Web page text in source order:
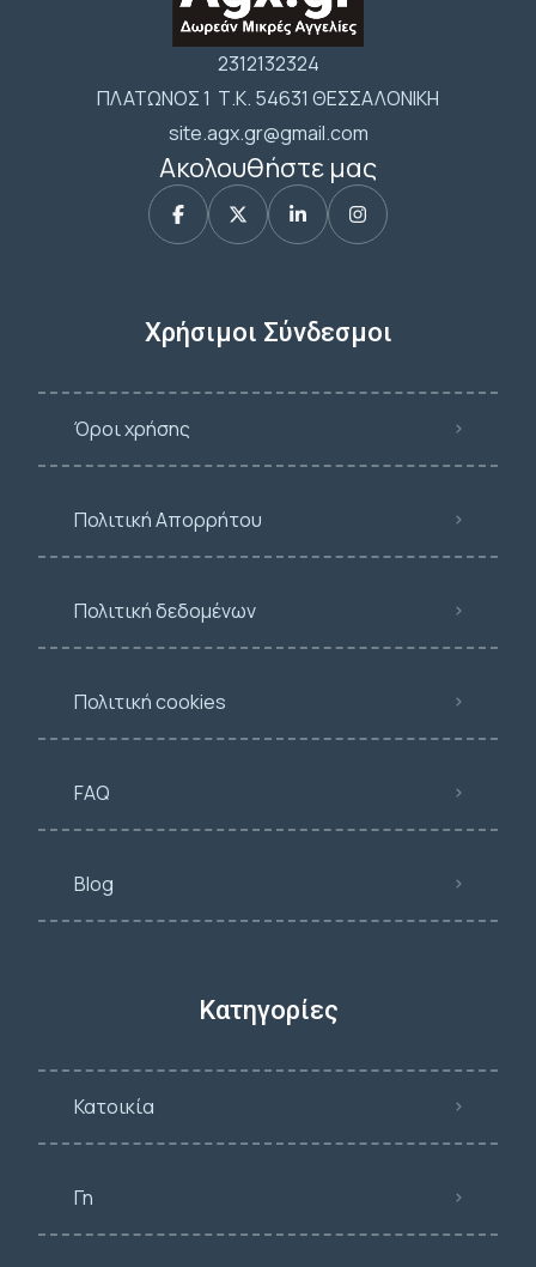
2312132324
ΠΛΑΤΩΝΟΣ 1 Τ.Κ. 54631 ΘΕΣΣΑΛΟΝΙΚΗ
site.agx.gr@gmail.com
Ακολουθήστε μας
Χρήσιμοι Σύνδεσμοι
Όροι χρήσης
Πολιτική Απορρήτου
Πολιτική δεδομένων
Πολιτική cookies
FAQ
Blog
Κατηγορίες
Κατοικία
Γη